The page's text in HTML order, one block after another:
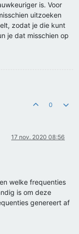
is. Voor
uitzoeken
zodat je die kunt
je dat misschien op
0
17 nov. 2020 08:56
welke frequenties
is om deze
genereert af